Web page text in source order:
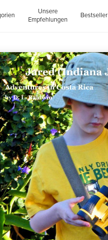
Unsere
Empfehlungen
Bestseller